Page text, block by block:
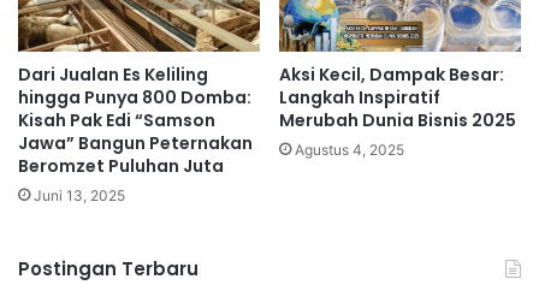
Dari Jualan Es Keliling
hingga Punya 800 Domba:
Kisah Pak Edi “Samson
Jawa” Bangun Peternakan
Beromzet Puluhan Juta
Juni 13, 2025
Aksi Kecil, Dampak Besar:
Langkah Inspiratif
Merubah Dunia Bisnis 2025
Agustus 4, 2025
Postingan Terbaru